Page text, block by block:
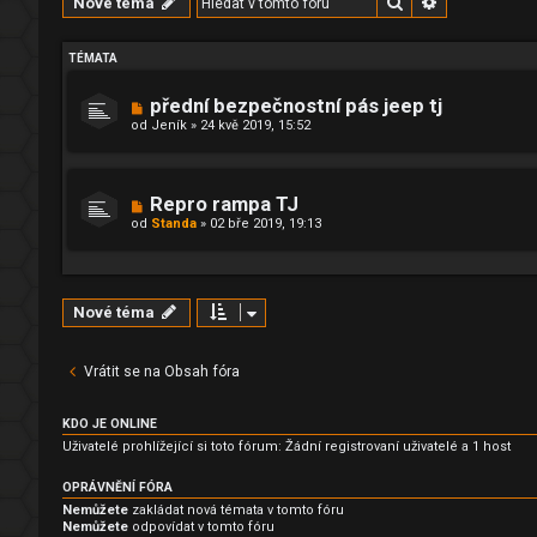
TÉMATA
přední bezpečnostní pás jeep tj
od Jeník » 24 kvě 2019, 15:52
Repro rampa TJ
od Standa » 02 bře 2019, 19:13
Nové téma
Vrátit se na Obsah fóra
KDO JE ONLINE
Uživatelé prohlížející si toto fórum: Žádní registrovaní uživatelé a 1 host
OPRÁVNĚNÍ FÓRA
Nemůžete zakládat nová témata v tomto fóru
Nemůžete odpovídat v tomto fóru